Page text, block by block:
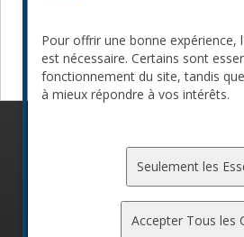
Devenir
Pour offrir une bonne expérience,
est nécessaire. Certains sont
fonctionnement du site, tandis
à mieux répondre à vos intérêts.
Seulement les
Accepter Tous les